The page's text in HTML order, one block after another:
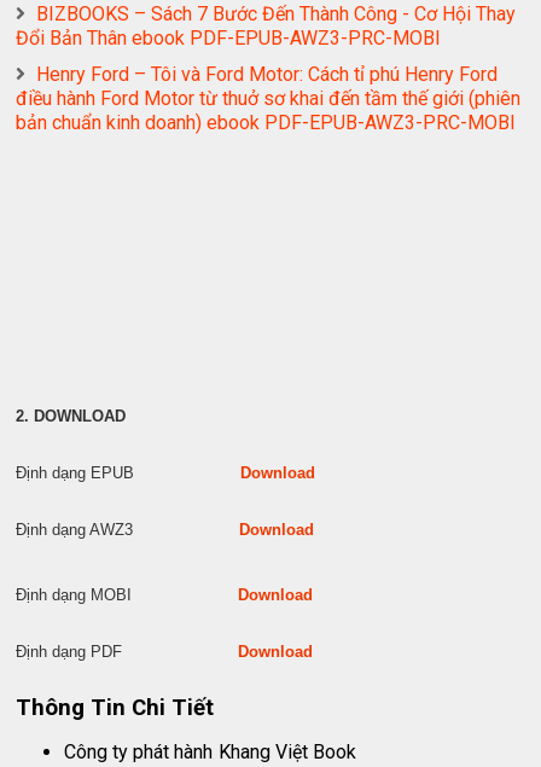
BIZBOOKS – Sách 7 Bước Đến Thành Công - Cơ Hội Thay
Đổi Bản Thân ebook PDF-EPUB-AWZ3-PRC-MOBI
Henry Ford – Tôi và Ford Motor: Cách tỉ phú Henry Ford
điều hành Ford Motor từ thuở sơ khai đến tầm thế giới (phiên
bản chuẩn kinh doanh) ebook PDF-EPUB-AWZ3-PRC-MOBI
2. DOWNLOAD
Định dạng EPUB Download
Định dạng AWZ3 Download
Định dạng MOBI Download
Định dạng PDF Download
Thông Tin Chi Tiết
Công ty phát hành Khang Việt Book